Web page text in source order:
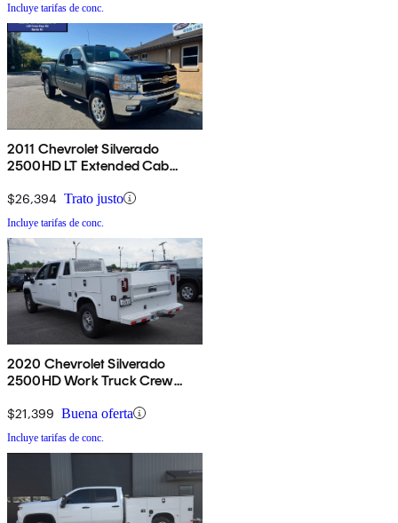
Incluye tarifas de conc.
2011 Chevrolet Silverado
2500HD LT Extended Cab
$26,394 Trato justo
Incluye tarifas de conc.
2020 Chevrolet Silverado
2500HD Work Truck Crew
$21,399 Buena oferta
Incluye tarifas de conc.